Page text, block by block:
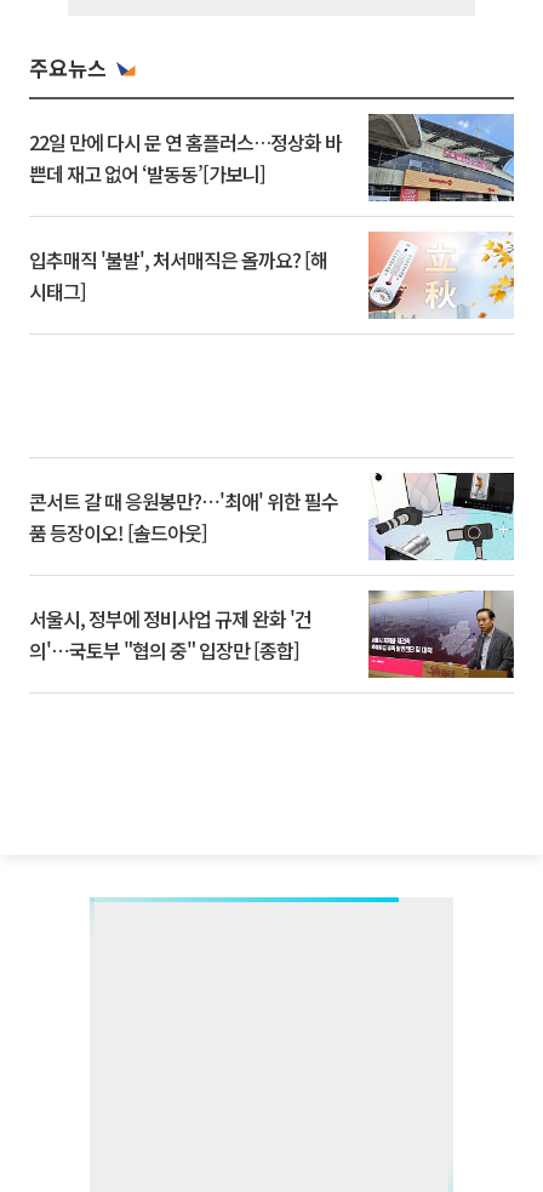
주요뉴스
22일 만에 다시 문 연 홈플러스…정상화 바
쁜데 재고 없어 ‘발동동’[가보니]
입추매직 '불발', 처서매직은 올까요? [해
시태그]
콘서트 갈 때 응원봉만?⋯'최애' 위한 필수
품 등장이오! [솔드아웃]
서울시, 정부에 정비사업 규제 완화 '건
의'⋯국토부 "협의 중" 입장만 [종합]